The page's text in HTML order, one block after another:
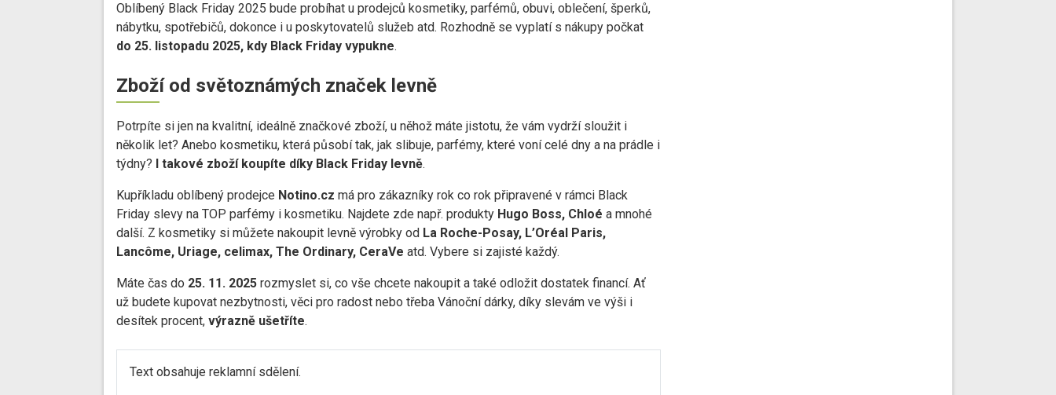
Oblíbený Black Friday 2025 bude probíhat u prodejců kosmetiky, parfémů, obuvi, oblečení, šperků,
nábytku, spotřebičů, dokonce i u poskytovatelů služeb atd. Rozhodně se vyplatí s nákupy počkat
do 25. listopadu 2025, kdy Black Friday vypukne.
Zboží od světoznámých značek levně
Potrpíte si jen na kvalitní, ideálně značkové zboží, u něhož máte jistotu, že vám vydrží sloužit i
několik let? Anebo kosmetiku, která působí tak, jak slibuje, parfémy, které voní celé dny a na prádle i
týdny? I takové zboží koupíte díky Black Friday levně.
Kupříkladu oblíbený prodejce Notino.cz má pro zákazníky rok co rok připravené v rámci Black
Friday slevy na TOP parfémy i kosmetiku. Najdete zde např. produkty Hugo Boss, Chloé a mnohé
další. Z kosmetiky si můžete nakoupit levně výrobky od La Roche-Posay, L’Oréal Paris,
Lancôme, Uriage, celimax, The Ordinary, CeraVe atd. Vybere si zajisté každý.
Máte čas do 25. 11. 2025 rozmyslet si, co vše chcete nakoupit a také odložit dostatek financí. Ať
už budete kupovat nezbytnosti, věci pro radost nebo třeba Vánoční dárky, díky slevám ve výši i
desítek procent, výrazně ušetříte.
Text obsahuje reklamní sdělení.